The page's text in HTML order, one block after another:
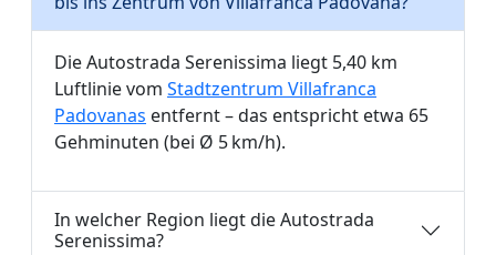
Die Autostrada Serenissima liegt 5,40 km
Luftlinie vom Stadtzentrum Villafranca
Padovanas entfernt – das entspricht etwa 65
Gehminuten (bei Ø 5 km/h).
In welcher Region liegt die Autostrada
Serenissima?